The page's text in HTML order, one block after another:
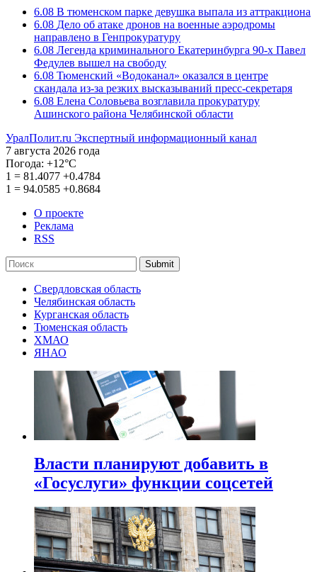
6.08 В тюменском парке девушка выпала из аттракциона
6.08 Дело об атаке дронов на военные аэродромы
направлено в Генпрокуратуру
6.08 Легенда криминального Екатеринбурга 90-х Павел
Федулев вышел на свободу
6.08 Тюменский «Водоканал» оказался в центре
скандала из-за резких высказываний пресс-секретаря
6.08 Елена Соловьева возглавила прокуратуру
Ашинского района Челябинской области
УралПолит.ru Экспертный информационный канал
7 августа 2026 года
Погода: +12°С
1 = 81.4077 +0.4784
1 = 94.0585 +0.8684
О проекте
Реклама
RSS
Submit
Свердловская область
Челябинская область
Курганская область
Тюменская область
ХМАО
ЯНАО
Власти планируют добавить в
«Госуслуги» функции соцсетей